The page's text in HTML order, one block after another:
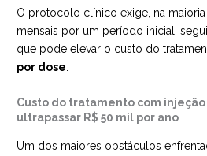
O protocolo clínico exige, na
mensais por um período inicial,
que pode elevar o custo do
por dose
Custo do tratamento com
ultrapassar R$ 50 mil por ano
Um dos maiores obstáculos